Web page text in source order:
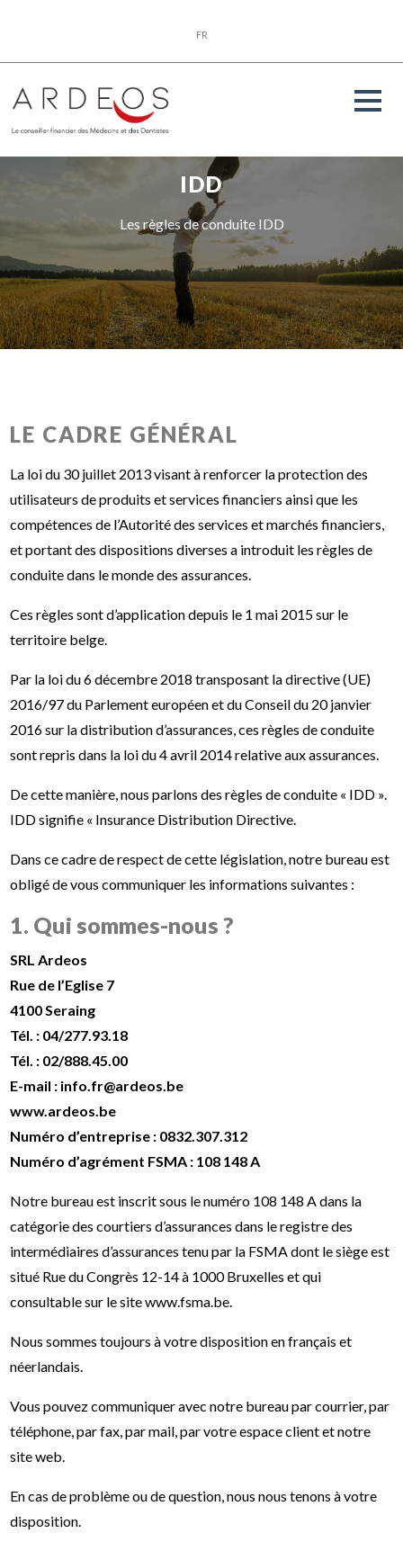
FR
IDD
Les règles de conduite IDD
LE CADRE GÉNÉRAL
La loi du 30 juillet 2013 visant à renforcer la protection des
utilisateurs de produits et services financiers ainsi que les
compétences de l’Autorité des services et marchés financiers,
et portant des dispositions diverses a introduit les règles de
conduite dans le monde des assurances.
Ces règles sont d’application depuis le 1 mai 2015 sur le
territoire belge.
Par la loi du 6 décembre 2018 transposant la directive (UE)
2016/97 du Parlement européen et du Conseil du 20 janvier
2016 sur la distribution d’assurances, ces règles de conduite
sont repris dans la loi du 4 avril 2014 relative aux assurances.
De cette manière, nous parlons des règles de conduite « IDD ».
IDD signifie « Insurance Distribution Directive.
Dans ce cadre de respect de cette législation, notre bureau est
obligé de vous communiquer les informations suivantes :
1. Qui sommes-nous ?
SRL Ardeos
Rue de l’Eglise 7
4100 Seraing
Tél. : 04/277.93.18
Tél. : 02/888.45.00
E-mail : info.fr@ardeos.be
www.ardeos.be
Numéro d’entreprise : 0832.307.312
Numéro d’agrément FSMA : 108 148 A
Notre bureau est inscrit sous le numéro 108 148 A dans la
catégorie des courtiers d’assurances dans le registre des
intermédiaires d’assurances tenu par la FSMA dont le siège est
situé Rue du Congrès 12-14 à 1000 Bruxelles et qui
consultable sur le site www.fsma.be.
Nous sommes toujours à votre disposition en français et
néerlandais.
Vous pouvez communiquer avec notre bureau par courrier, par
téléphone, par fax, par mail, par votre espace client et notre
site web.
En cas de problème ou de question, nous nous tenons à votre
disposition.